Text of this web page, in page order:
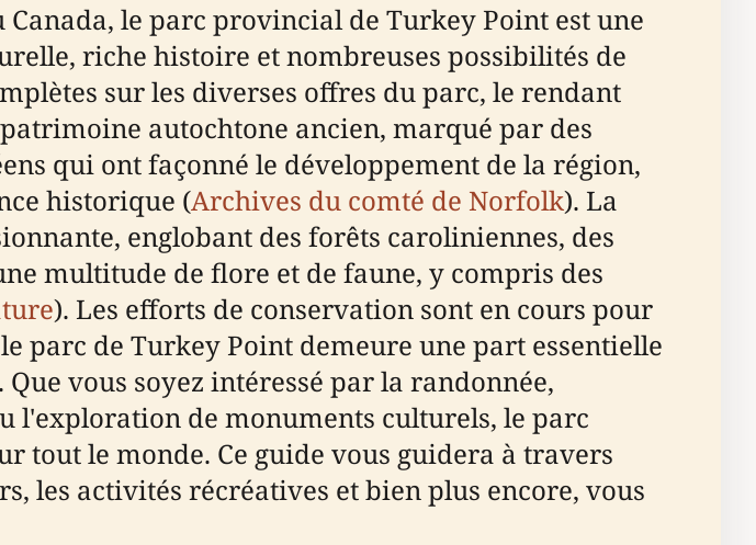
le parc provincial de Turkey Point est une
riche histoire et nombreuses possibilités de
sur les diverses offres du parc, le rendant
autochtone ancien, marqué par des
qui ont façonné le développement de la région,
historique (Archives du comté de Norfolk). La
englobant des forêts caroliniennes, des
multitude de flore et de faune, y compris des
). Les efforts de conservation sont en cours pour
parc de Turkey Point demeure une part essentielle
Que vous soyez intéressé par la randonnée,
l'exploration de monuments culturels, le parc
tout le monde. Ce guide vous guidera à travers
les activités récréatives et bien plus encore, vous